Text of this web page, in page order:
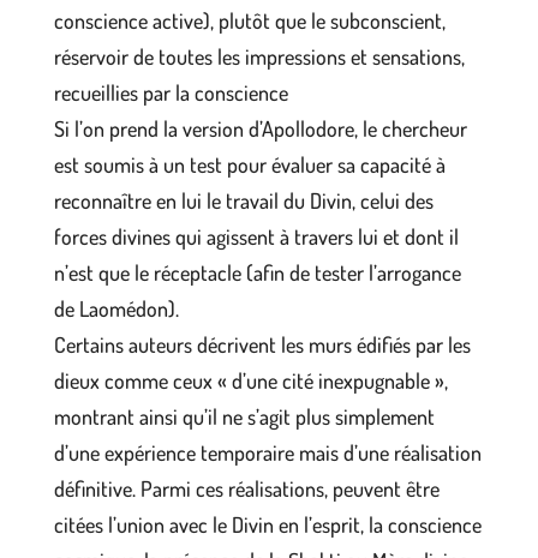
conscience active), plutôt que le subconscient,
réservoir de toutes les impressions et sensations,
recueillies par la conscience
Si l’on prend la version d’Apollodore, le chercheur
est soumis à un test pour évaluer sa capacité à
reconnaître en lui le travail du Divin, celui des
forces divines qui agissent à travers lui et dont il
n’est que le réceptacle (afin de tester l’arrogance
de Laomédon).
Certains auteurs décrivent les murs édifiés par les
dieux comme ceux « d’une cité inexpugnable »,
montrant ainsi qu’il ne s’agit plus simplement
d’une expérience temporaire mais d’une réalisation
définitive. Parmi ces réalisations, peuvent être
citées l’union avec le Divin en l’esprit, la conscience